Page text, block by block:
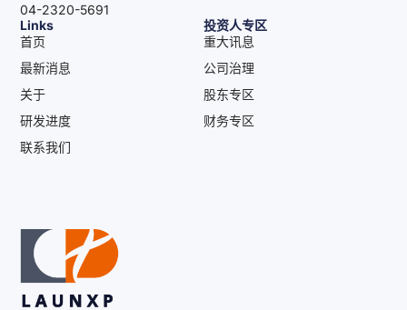
Links
首页
最新消息
关于
研发进度
联系我们
投资人专区
重大讯息
公司治理
股东专区
财务专区
04-2320-5691